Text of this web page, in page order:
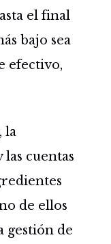
el final
bajo sea
efectivo,
la
las cuentas
de ellos
gestión de